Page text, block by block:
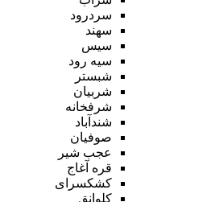
سردرود
سهند
سیس
سیه رود
شبستر
شربیان
شرفخانه
شندآباد
صوفیان
عجب شیر
قره آغاج
کشکسرای
کلوانق